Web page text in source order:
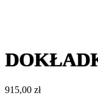
915,00 zł